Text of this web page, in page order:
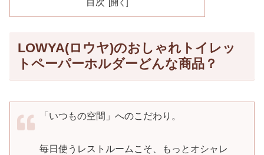
LOWYA(ロウヤ)のおしゃれトイレッ
トペーパーホルダーどんな商品？
「いつもの空間」へのこだわり。
毎日使うレストルームこそ、もっとオシャレ